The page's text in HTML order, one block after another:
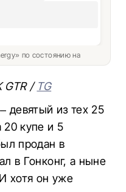
по состоянию на
GTR / TG
девятый из тех 25
купе и 5
продан в
в Гонконг, а ныне
хотя он уже